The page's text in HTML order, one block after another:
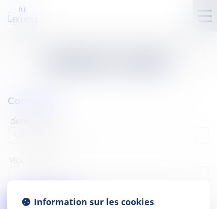
Connexion
Identifiant
Mot de passe
Information sur les cookies